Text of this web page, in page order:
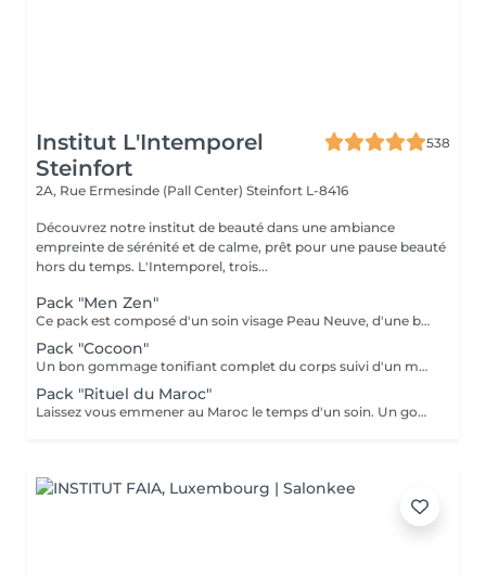
Institut L'Intemporel
Steinfort
538
2A, Rue Ermesinde (Pall Center) Steinfort L-8416
Découvrez notre institut de beauté dans une ambiance
empreinte de sérénité et de calme, prêt pour une pause beauté
hors du temps. L'Intemporel, trois...
Pack "Men Zen"
Ce pack est composé d'un soin visage Peau Neuve, d'une beauté des pieds et d'un massage "Escale à Marrakech" (1h de massage) Déconnection et expérience sensorielle Pour récupérer un "homme" zen :-)
Pack "Cocoon"
Un bon gommage tonifiant complet du corps suivi d'un massage détente du corps 1h, beauté des pieds et manucure.
Pack "Rituel du Maroc"
Laissez vous emmener au Maroc le temps d'un soin. Un gommage complet du corps avec au choix le "gommage à la fleur d'oranger" ou le "gommage au savon noir bio", suivi d'un massage d'une heure "Escale à Marrakech". Un voyage sensoriel parfumé à la fleur d'oranger ou à l'essence d'eucalyptus. Un thé à la menthe vous sera servi après le soin.